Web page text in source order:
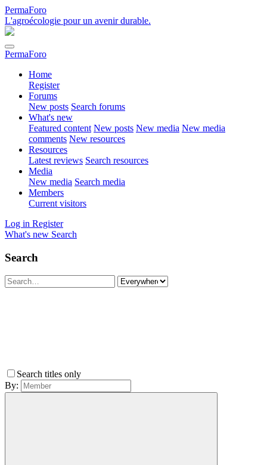
PermaForo
L'agroécologie pour un avenir durable.
PermaForo
Home
Register
Forums
New posts Search forums
What's new
Featured content New posts New media New media
comments New resources
Resources
Latest reviews Search resources
Media
New media Search media
Members
Current visitors
Log in Register
What's new Search
Search
Search titles only
By: